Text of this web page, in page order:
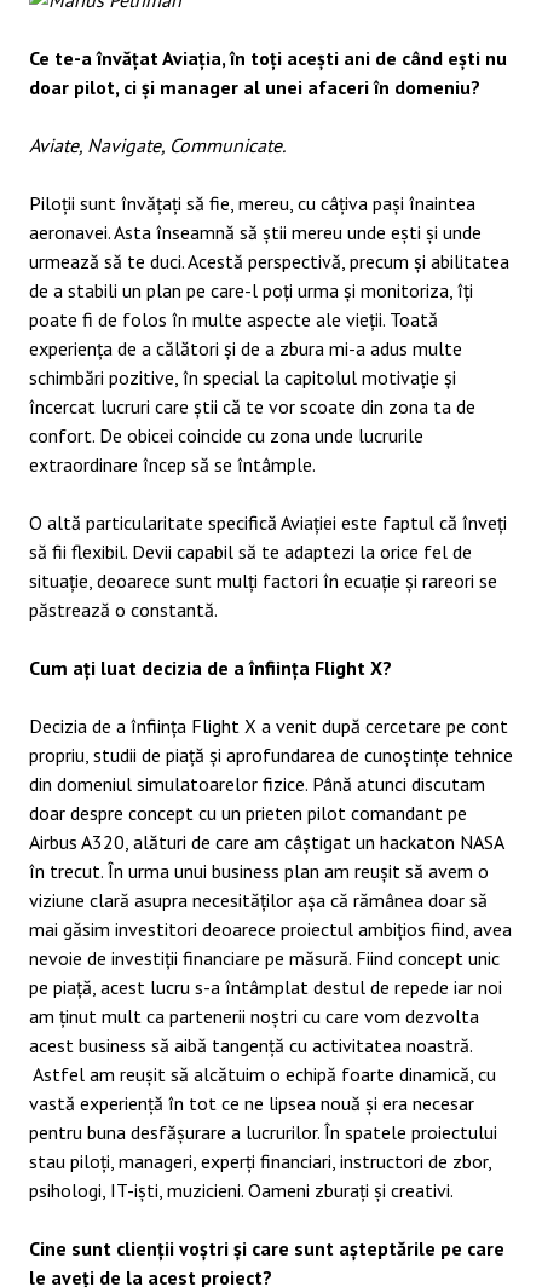
Ce te-a învățat Aviația, în toți acești ani de când ești nu
doar pilot, ci și manager al unei afaceri în domeniu?
Aviate, Navigate, Communicate.
Piloții sunt învățați să fie, mereu, cu câțiva pași înaintea
aeronavei. Asta înseamnă să știi mereu unde ești și unde
urmează să te duci. Acestă perspectivă, precum și abilitatea
de a stabili un plan pe care-l poți urma și monitoriza, îți
poate fi de folos în multe aspecte ale vieții. Toată
experiența de a călători și de a zbura mi-a adus multe
schimbări pozitive, în special la capitolul motivație și
încercat lucruri care știi că te vor scoate din zona ta de
confort. De obicei coincide cu zona unde lucrurile
extraordinare încep să se întâmple.
O altă particularitate specifică Aviației este faptul că înveți
să fii flexibil. Devii capabil să te adaptezi la orice fel de
situație, deoarece sunt mulți factori în ecuație și rareori se
păstrează o constantă.
Cum ați luat decizia de a înființa Flight X?
Decizia de a înființa Flight X a venit după cercetare pe cont
propriu, studii de piață și aprofundarea de cunoștințe tehnice
din domeniul simulatoarelor fizice. Până atunci discutam
doar despre concept cu un prieten pilot comandant pe
Airbus A320, alături de care am câștigat un hackaton NASA
în trecut. În urma unui business plan am reușit să avem o
viziune clară asupra necesităților așa că rămânea doar să
mai găsim investitori deoarece proiectul ambițios fiind, avea
nevoie de investiții financiare pe măsură. Fiind concept unic
pe piață, acest lucru s-a întâmplat destul de repede iar noi
am ținut mult ca partenerii noștri cu care vom dezvolta
acest business să aibă tangență cu activitatea noastră.
Astfel am reușit să alcătuim o echipă foarte dinamică, cu
vastă experiență în tot ce ne lipsea nouă și era necesar
pentru buna desfășurare a lucrurilor. În spatele proiectului
stau piloți, manageri, experți financiari, instructori de zbor,
psihologi, IT-iști, muzicieni. Oameni zburați și creativi.
Cine sunt clienții voștri și care sunt așteptările pe care
le aveți de la acest proiect?